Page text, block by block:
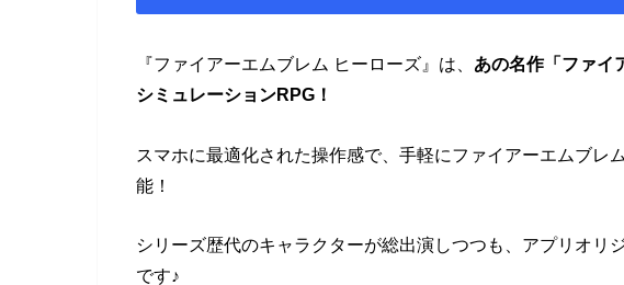
『ファイアーエムブレム ヒーローズ』は、 あの名作「ファイ
シミュレーションRPG！
スマホに最適化された操作感で、手軽にファイアーエムブレ
能！
シリーズ歴代のキャラクターが総出演しつつも、アプリオリ
です♪